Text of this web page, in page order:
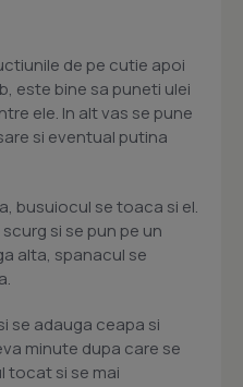
de pe cutie apoi
este bine sa puneti ulei
ele. In alt vas se pune
si eventual putina
busuiocul se toaca si el.
si se pun pe un
alta, spanacul se
se adauga ceapa si
minute dupa care se
tocat si se mai